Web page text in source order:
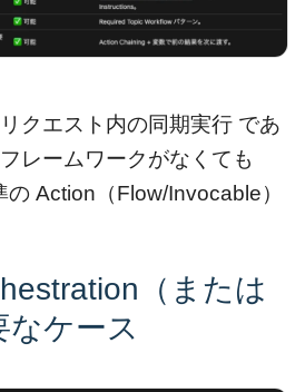
クエスト内の同期実行 であ
レームワークがなくても
Action（Flow/Invocable）
（または
なケース